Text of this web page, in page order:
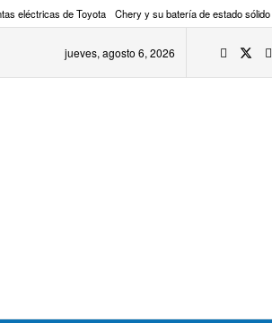
eléctricas de Toyota Chery y su batería de estado sólido
jueves, agosto 6, 2026